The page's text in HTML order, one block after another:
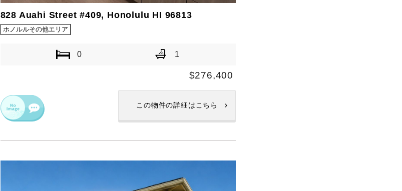
828 Auahi Street #409, Honolulu HI 96813
ホノルルその他エリア
0 1
$276,400
この物件の詳細はこちら